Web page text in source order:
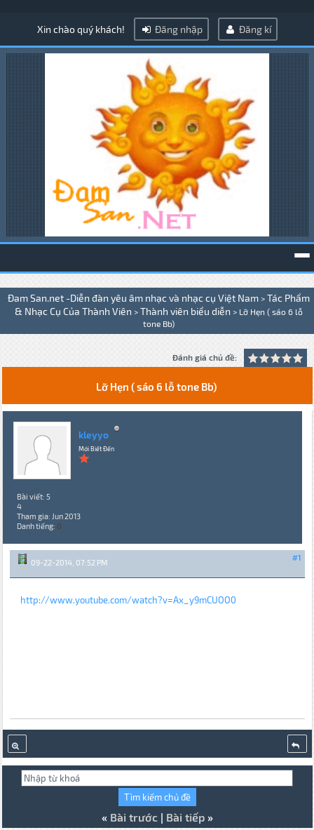
Xin chào quý khách! Đăng nhập Đăng kí
Đam San.net -Diễn đàn yêu âm nhạc và nhạc cụ Việt Nam > Tác Phẩm
& Nhạc Cụ Của Thành Viên > Thành viên biểu diễn > Lỡ Hẹn ( sáo 6 lỗ
tone Bb)
Đánh giá chủ đề:
Lỡ Hẹn ( sáo 6 lỗ tone Bb)
kleyyo
Mới Biết Đến
Bài viết: 5
4
Tham gia: Jun 2013
Danh tiếng: 0
#1
09-22-2014, 07:52 PM
http://www.youtube.com/watch?v=Ax_y9mCUOO0
« Bài trước| Bài tiếp»